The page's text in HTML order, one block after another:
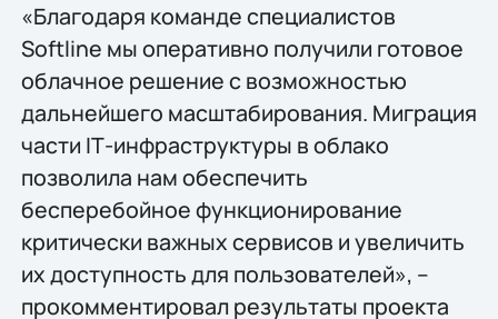
«Благодаря команде специалистов
Softline мы оперативно получили готовое
облачное решение с возможностью
дальнейшего масштабирования. Миграция
части IТ-инфраструктуры в облако
позволила нам обеспечить
бесперебойное функционирование
критически важных сервисов и увеличить
их доступность для пользователей», –
прокомментировал результаты проекта